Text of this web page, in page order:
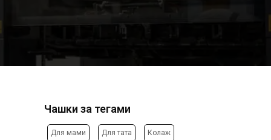
ПОДУШКИ
ПОСТЕРИ, ПЛАКАТИ, АФIШI
Чашки за тегами
Для мами Для тата Колаж